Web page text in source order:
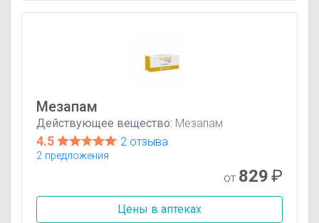
Мезапам
Действующее вещество: Мезапам
4.5 2 отзыва
2 предложения
от 829₽
Цены в аптеках